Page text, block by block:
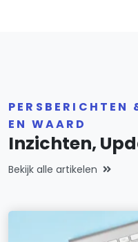
PERSBERICHTEN
EN WAARD
Inzichten,
Bekijk alle artikelen